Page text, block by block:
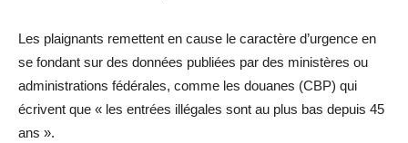
Les plaignants remettent en cause le caractère d’urgence en
se fondant sur des données publiées par des ministères ou
administrations fédérales, comme les douanes (CBP) qui
écrivent que « les entrées illégales sont au plus bas depuis 45
ans ».